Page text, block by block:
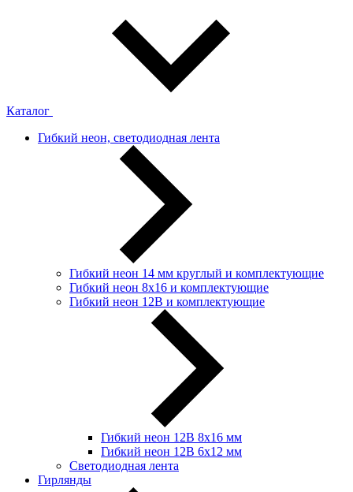
Каталог
Гибкий неон, светодиодная лента
Гибкий неон 14 мм круглый и комплектующие
Гибкий неон 8х16 и комплектующие
Гибкий неон 12В и комплектующие
Гибкий неон 12В 8х16 мм
Гибкий неон 12В 6х12 мм
Светодиодная лента
Гирлянды